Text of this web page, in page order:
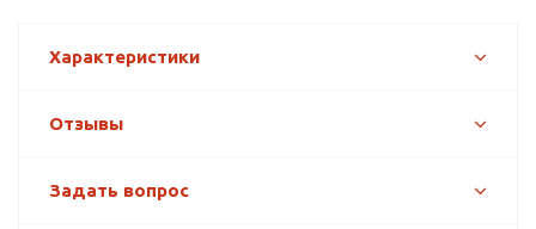
Характеристики
Отзывы
Задать вопрос